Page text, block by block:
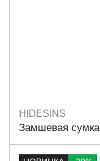
Размеры
HIDESINS
Замшевая сумка